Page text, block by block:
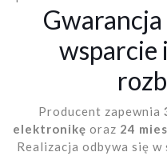
wsparcie
Producent zapewnia
elektronikę oraz 24
Realizacja odbywa się w